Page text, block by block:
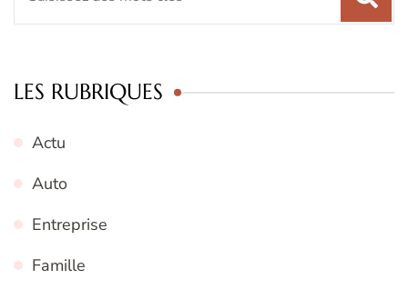
LES RUBRIQUES
Actu
Auto
Entreprise
Famille